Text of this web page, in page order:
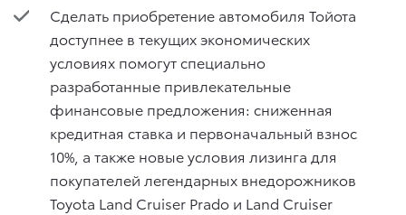
Сделать приобретение автомобиля Тойота
доступнее в текущих экономических
условиях помогут специально
разработанные привлекательные
финансовые предложения: сниженная
кредитная ставка и первоначальный взнос
10%, а также новые условия лизинга для
покупателей легендарных внедорожников
Toyota Land Cruiser Prado и Land Cruiser